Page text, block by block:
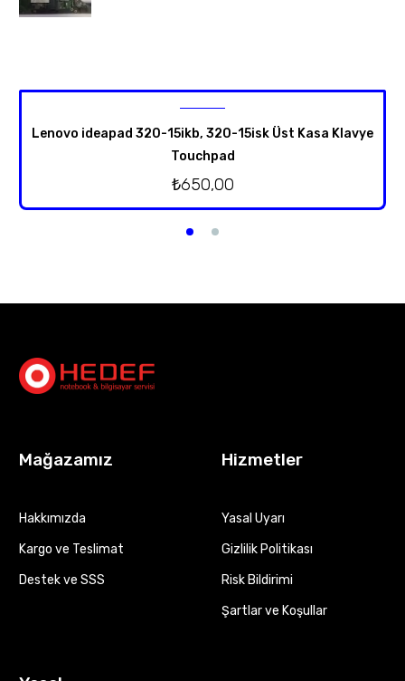
Lenovo ideapad 320-15ikb, 320-15isk Üst Kasa Klavye
Touchpad
₺650,00
Mağazamız
Hakkımızda
Kargo ve Teslimat
Destek ve SSS
Hizmetler
Yasal Uyarı
Gizlilik Politikası
Risk Bildirimi
Şartlar ve Koşullar